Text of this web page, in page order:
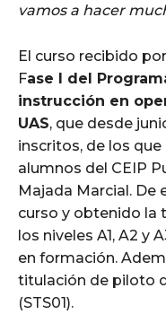
vamos a hacer
El curso recibido
Fase I del
instrucción en
UAS, que desde
inscritos, de los
alumnos del CEIP
Majada Marcial. De
curso y obtenido la
los niveles A1, A2 y
en formación.
titulación de piloto
(STS01).